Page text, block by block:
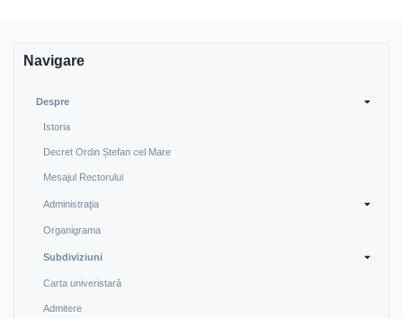
Navigare
Despre
Istoria
Decret Ordin Ștefan cel Mare
Mesajul Rectorului
Administraţia
Organigrama
Subdiviziuni
Carta univeristară
Admitere